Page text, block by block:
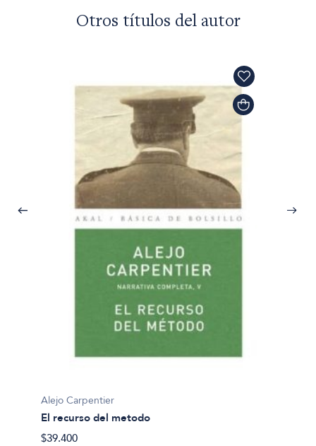
Otros títulos del autor
Alejo Carpentier
El recurso del metodo
$39.400